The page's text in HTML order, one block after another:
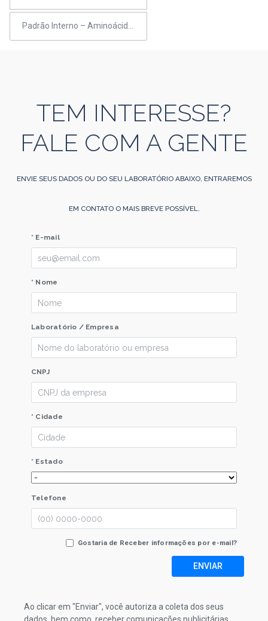
TEM INTERESSE?
FALE COM A GENTE
ENVIE SEUS DADOS OU DO SEU LABORATÓRIO ABAIXO, ENTRAREMOS
EM CONTATO O MAIS BREVE POSSÍVEL.
* E-mail
* Nome
Laboratório / Empresa
CNPJ
* Cidade
* Estado
Telefone
Gostaria de Receber informações por e-mail?
ENVIAR
Ao clicar em "Enviar", você autoriza a coleta dos seus